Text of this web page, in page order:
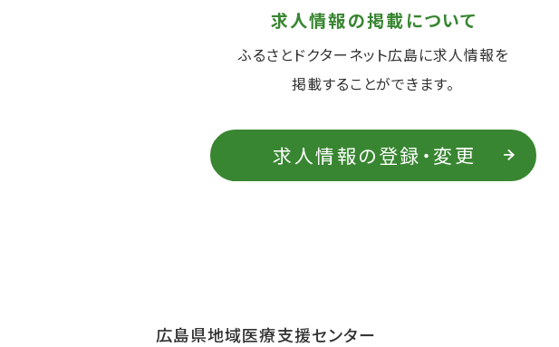
求人情報の掲載について
ふるさとドクターネット広島に求人情報を
掲載することができます。
求人情報の登録・変更
広島県地域医療支援センター